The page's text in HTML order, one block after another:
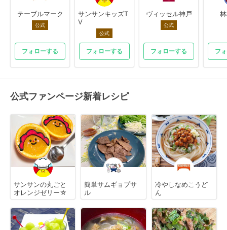
テーブルマーク
公式
フォローする
サンサンキッズT
V
公式
フォローする
ヴィッセル神戸
公式
フォローする フ
公式ファンページ新着レシピ
サンサンの丸ごと
オレンジゼリー☆
簡単サムギョプサ
ル
冷やしなめこうど
ん